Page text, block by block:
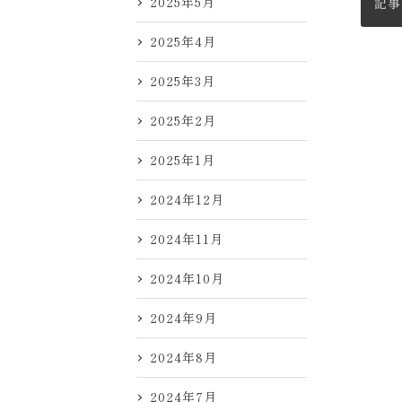
2025年4月
2025年3月
2025年2月
2025年1月
2024年12月
2024年11月
2024年10月
2024年9月
2024年8月
2024年7月